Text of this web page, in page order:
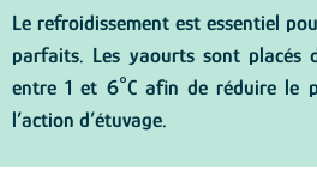
Le refroidissement est essentiel
parfaits. Les yaourts sont placés
entre 1 et 6°C afin de réduire le
l’action d’étuvage.